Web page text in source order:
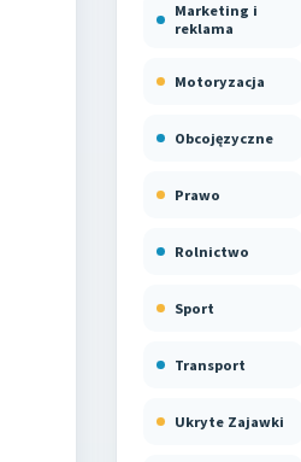
Marketing i
reklama
Motoryzacja
Obcojęzyczne
Prawo
Rolnictwo
Sport
Transport
Ukryte Zajawki